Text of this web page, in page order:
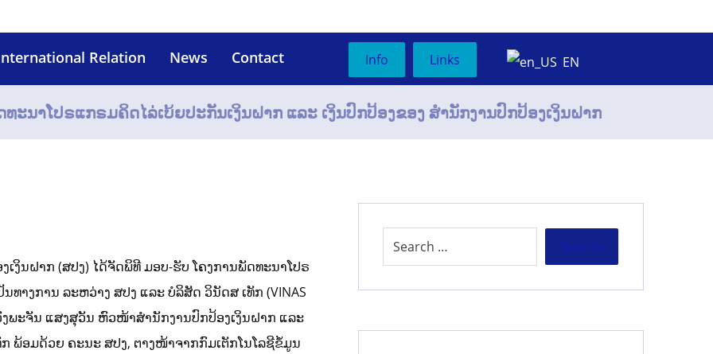
Relation News Contact EN
Links
Info
ະນາໂປຣແກຣມຄິດໄລ່ເບ້ຍປະກັນເງິນຝາກ ແລະ ເງິນປົກປ້ອງຂອງ ສໍານັກງານປົກປ້ອງເງິນຝາກ
ງິນຝາກ (ສປງ) ໄດ້ຈັດພິທີ ມອບ-ຮັບ ໂຄງການພັດທະນາໂປຣ
ທາງການ ລະຫວ່າງ ສປງ ແລະ ບໍລິສັດ ວິນັດສ ເທັກ (VINAS
ພະຈັນ ແສງສຸວັນ ຫົວໜ້າສໍານັກງານປົກປ້ອງເງິນຝາກ ແລະ
ພ້ອມດ້ວຍ ຄະນະ ສປງ, ຕາງໜ້າຈາກກົມເຕັກໂນໂລຊີຂໍ້ມູນ